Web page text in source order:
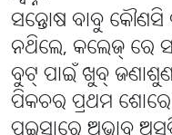
ସନ୍ତୋଷ ବାବୁ
ନଥିଲେ, କଲେଜ୍ ରେ
ବୁଟ୍ ପାଇଁ ଖୁବ୍
ପିକଚର ପ୍ରଥମ ଶୋରେ